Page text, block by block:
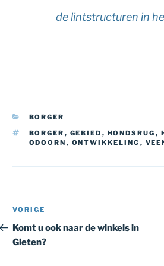
de lintstructuren in
CATEGORIEËN
BORGER
TAGS
BORGER , GEBIED , HONDSRUG ,
ODOORN , ONTWIKKELING ,
Bericht
navigatie
Vorig
bericht
VORIGE
Komt u ook naar de winkels in
Gieten?